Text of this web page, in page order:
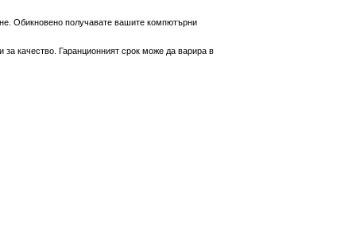
Обикновено получавате вашите компютърни
качество. Гаранционният срок може да варира в